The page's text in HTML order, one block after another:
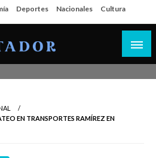
Deportes Nacionales Cultura
EN TRANSPORTES RAMÍREZ EN